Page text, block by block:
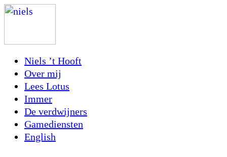
Niels ’t Hooft
Over mij
Lees Lotus
Immer
De verdwijners
Gamediensten
English